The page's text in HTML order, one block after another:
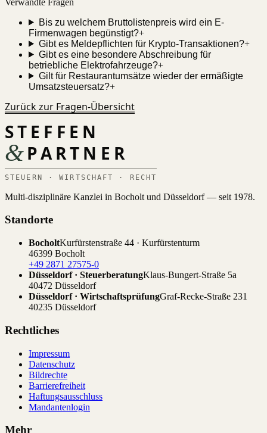
Bis zu welchem Bruttolistenpreis wird ein E-
Firmenwagen begünstigt?+
Gibt es Meldepflichten für Krypto-Transaktionen?+
Gibt es eine besondere Abschreibung für
betriebliche Elektrofahrzeuge?+
Gilt für Restaurantumsätze wieder der ermäßigte
Umsatzsteuersatz?+
Zurück zur Fragen-Übersicht
STEFFEN
&PARTNER
STEUERN · WIRTSCHAFT · RECHT
Multi-disziplinäre Kanzlei in Bocholt und Düsseldorf — seit 1978.
Standorte
BocholtKurfürstenstraße 44 · Kurfürstenturm
46399 Bocholt
+49 2871 27575-0
Düsseldorf · SteuerberatungKlaus-Bungert-Straße 5a
40472 Düsseldorf
Düsseldorf · WirtschaftsprüfungGraf-Recke-Straße 231
40235 Düsseldorf
Rechtliches
Impressum
Datenschutz
Bildrechte
Barrierefreiheit
Haftungsausschluss
Mandantenlogin
Mehr